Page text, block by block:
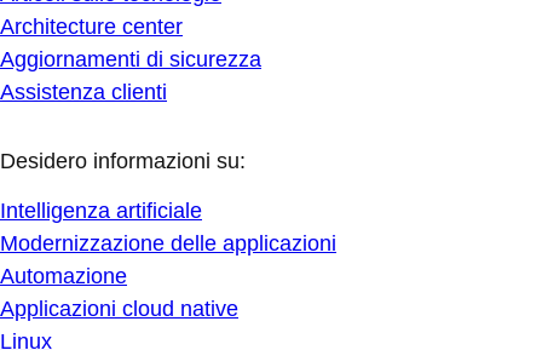
Architecture center
Aggiornamenti di sicurezza
Assistenza clienti
Desidero informazioni su:
Intelligenza artificiale
Modernizzazione delle applicazioni
Automazione
Applicazioni cloud native
Linux